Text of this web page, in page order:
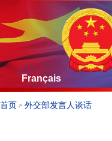
Français
首页 > 外交部发言人谈话